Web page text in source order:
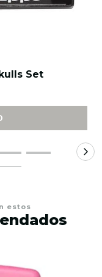
Set
estos